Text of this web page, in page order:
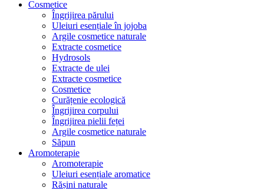
Cosmetice
Îngrijirea părului
Uleiuri esențiale în jojoba
Argile cosmetice naturale
Extracte cosmetice
Hydrosols
Extracte de ulei
Extracte cosmetice
Cosmetice
Curățenie ecologică
Îngrijirea corpului
Îngrijirea pielii feței
Argile cosmetice naturale
Săpun
Aromoterapie
Aromoterapie
Uleiuri esențiale aromatice
Rășini naturale